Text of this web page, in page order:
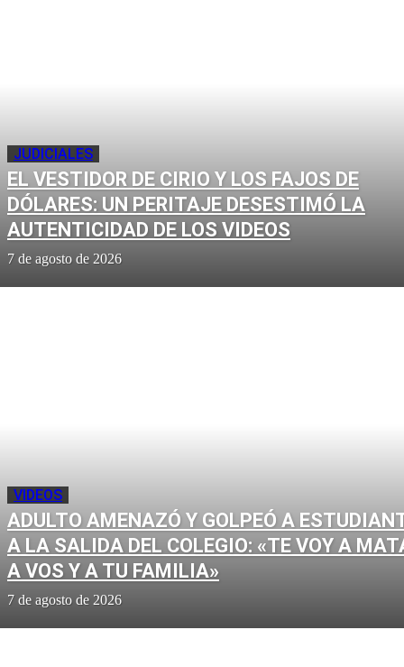
JUDICIALES
EL VESTIDOR DE CIRIO Y LOS FAJOS DE
DÓLARES: UN PERITAJE DESESTIMÓ LA
AUTENTICIDAD DE LOS VIDEOS
7 de agosto de 2026
VIDEOS
ADULTO AMENAZÓ Y GOLPEÓ A
A LA SALIDA DEL COLEGIO: «TE VOY A
A VOS Y A TU FAMILIA»
7 de agosto de 2026